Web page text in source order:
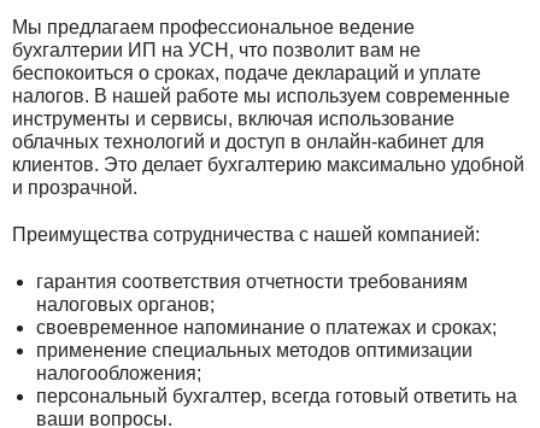
Мы предлагаем профессиональное ведение
бухгалтерии ИП на УСН, что позволит вам не
беспокоиться о сроках, подаче деклараций и уплате
налогов. В нашей работе мы используем современные
инструменты и сервисы, включая использование
облачных технологий и доступ в онлайн-кабинет для
клиентов. Это делает бухгалтерию максимально удобной
и прозрачной.
Преимущества сотрудничества с нашей компанией:
гарантия соответствия отчетности требованиям
налоговых органов;
своевременное напоминание о платежах и сроках;
применение специальных методов оптимизации
налогообложения;
персональный бухгалтер, всегда готовый ответить на
ваши вопросы.